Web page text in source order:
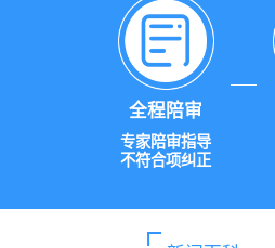
全程陪审
专家陪审指导
不符合项纠正